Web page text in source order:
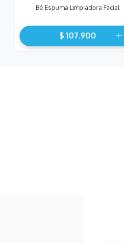
Bé Espuma Limpiadora Facial
$ 107.900